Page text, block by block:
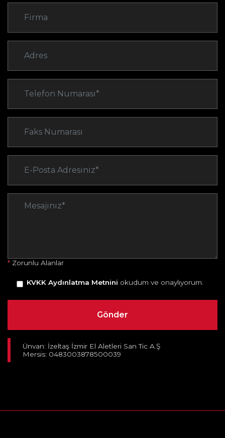
* Zorunlu Alanlar
KVKK Aydınlatma Metnini okudum ve onaylıyorum.
Ünvan: İzeltaş İzmir El Aletleri San Tic A.Ş
Mersis: 0483003878500039